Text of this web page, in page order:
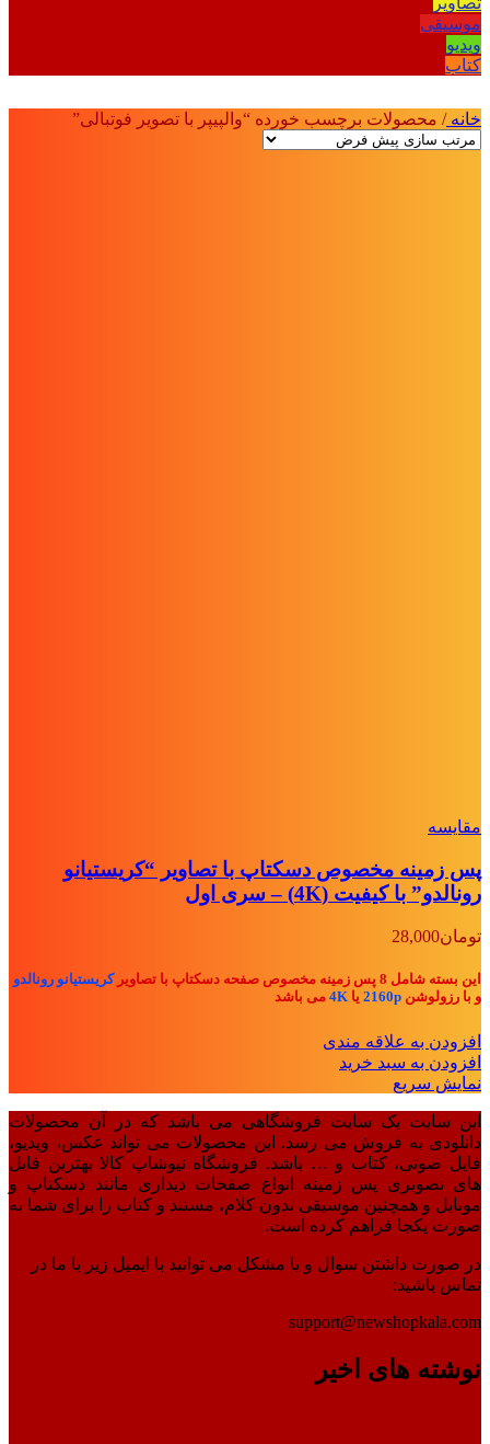
موسیقی
ویدیو
کتاب
خانه/ محصولات برچسب خورده “والپیپر با تصویر فوتبالی”
مقايسه
پس زمینه مخصوص دسکتاپ با تصاویر “کریستیانو
رونالدو” با کیفیت (4K) – سری اول
تومان28,000
این بسته شامل 8 پس زمینه مخصوص صفحه دسکتاپ با تصاویر
کریستیانو رونالدو
و با رزولوشن 2160p یا 4K می باشد
افزودن به علاقه مندی
افزودن به سبد خرید
نمایش سریع
این سایت یک سایت فروشگاهی می باشد که در آن محصولات
دانلودی به فروش می رسد. این محصولات می تواند عکس، ویدیو،
فایل صوتی، کتاب و … باشد. فروشگاه نیوشاپ کالا بهترین فایل
های تصویری پس زمینه انواع صفحات دیداری مانند دسکتاپ و
موبایل و همچنین موسیقی بدون کلام، مستند و کتاب را برای شما به
صورت یکجا فراهم کرده است.
در صورت داشتن سوال و یا مشکل می توانید با ایمیل زیر با ما در
تماس باشید:
support@newshopkala.com
نوشته های اخیر